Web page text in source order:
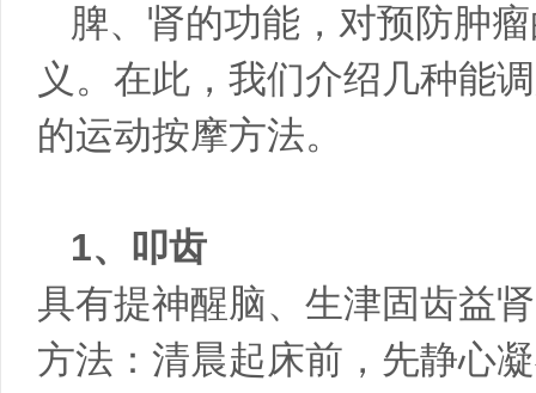
脾、肾的功能，对预防肿
义。在此，我们介绍几种能
的运动按摩方法。
1、叩齿
具有提神醒脑、生津固齿益
方法：清晨起床前，先静心